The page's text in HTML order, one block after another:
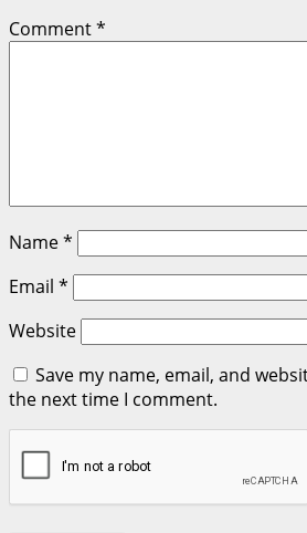
Comment*
Name*
Email *
Website
Save my name, email, and
the next time I comment.